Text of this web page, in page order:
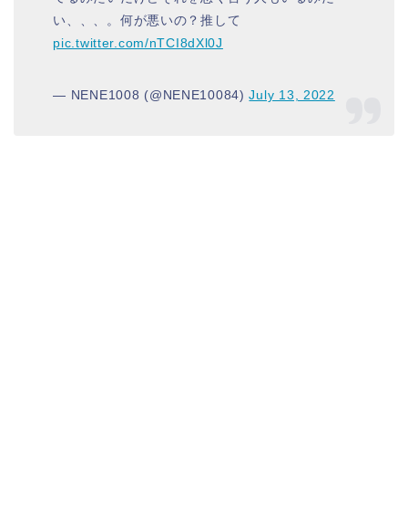
い、、、。何が悪いの？推して
pic.twitter.com/nTCI8dXl0J
— NENE1008 (@NENE10084)July 13, 2022